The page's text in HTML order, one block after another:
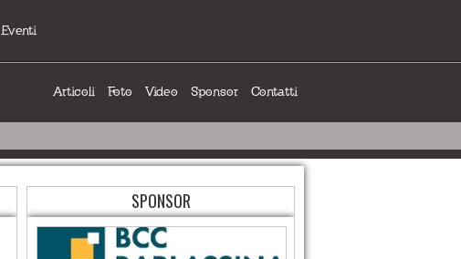
Eventi
Articoli Foto Video Sponsor Contatti
SPONSOR